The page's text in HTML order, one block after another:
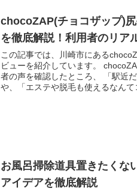
chocoZAP(チョコザップ)
を徹底解説！利用者のリア
この記事では、川崎市にある
ビューを紹介しています。 chocoZAP(チョコザップ)尻手駅前店の利用
者の声を確認したところ、 「駅近だから利用しやすい！」という声
や、「エステや脱毛も使えるなんて
お風呂掃除道具置きたくな
アイデアを徹底解説